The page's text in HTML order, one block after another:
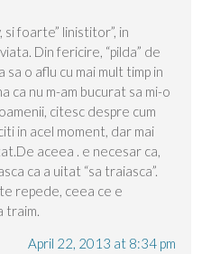
foarte” linistitor”, in
Din fericire, “pilda” de
sa o aflu cu mai mult timp in
ca nu m-am bucurat sa mi-o
citesc despre cum
in acel moment, dar mai
aceea . e necesar ca,
ca a uitat “sa traiasca”.
repede, ceea ce e
traim.
April 22, 2013 at 8:34 pm